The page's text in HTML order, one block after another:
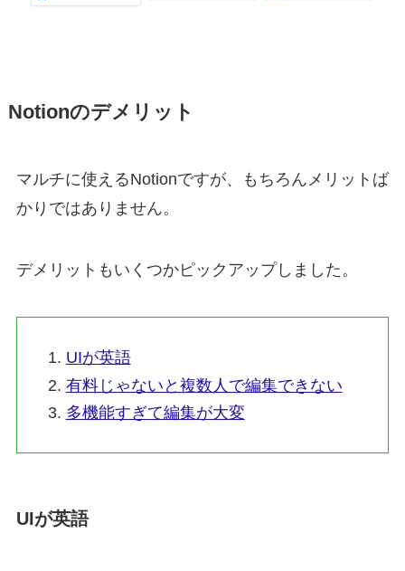
Notionのデメリット
マルチに使えるNotionですが、もちろんメリットば
かりではありません。
デメリットもいくつかピックアップしました。
UIが英語
有料じゃないと複数人で編集できない
多機能すぎて編集が大変
UIが英語